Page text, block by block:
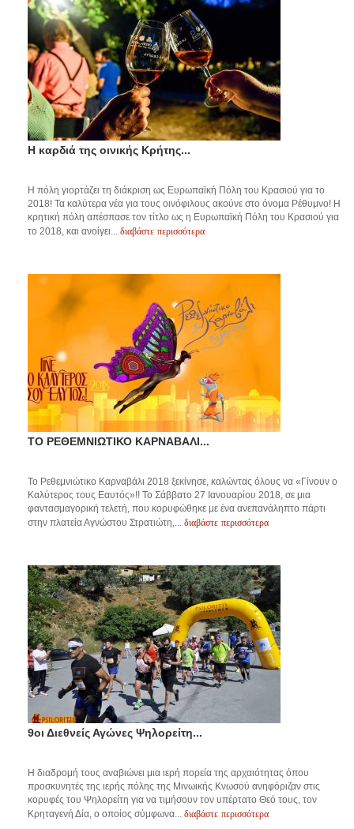
Η καρδιά της οινικής Κρήτης...
Η πόλη γιορτάζει τη διάκριση ως Ευρωπαϊκή Πόλη του Κρασιού για το
2018! Τα καλύτερα νέα για τους οινόφιλους ακούνε στο όνομα Ρέθυμνο! Η
κρητική πόλη απέσπασε τον τίτλο ως η Ευρωπαϊκή Πόλη του Κρασιού για
το 2018, και ανοίγει... διαβάστε περισσότερα
ΤΟ ΡΕΘΕΜΝΙΩΤΙΚΟ ΚΑΡΝΑΒΑΛΙ...
Το Ρεθεμνιώτικο Καρναβάλι 2018 ξεκίνησε, καλώντας όλους να «Γίνουν ο
Καλύτερος τους Εαυτός»!! Το Σάββατο 27 Ιανουαρίου 2018, σε μια
φαντασμαγορική τελετή, που κορυφώθηκε με ένα ανεπανάληπτο πάρτι
στην πλατεία Αγνώστου Στρατιώτη,... διαβάστε περισσότερα
9οι Διεθνείς Αγώνες Ψηλορείτη...
Η διαδρομή τους αναβιώνει μια ιερή πορεία της αρχαιότητας όπου
προσκυνητές της ιερής πόλης της Μινωικής Κνωσού ανηφόριζαν στις
κορυφές του Ψηλορείτη για να τιμήσουν τον υπέρτατο Θεό τους, τον
Κρηταγενή Δία, ο οποίος σύμφωνα... διαβάστε περισσότερα